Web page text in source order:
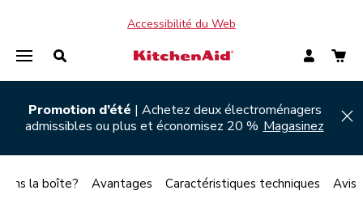
Accessibilité du Web
Promotion d’été | Achetez deux électroménagers
admissibles ou plus et économisez 20 % Magasinez
la boîte? Avantages Caractéristiques techniques Avis